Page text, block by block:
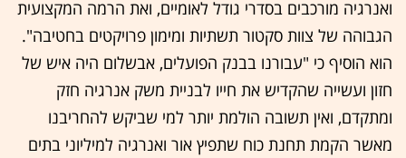
ואנרגיה מורכבים בסדרי גודל לאומיים, ואת הרמה המקצועית
הגבוהה של צוות סקטור תשתיות ומימון פרויקטים בחטיבה".
הוא הוסיף כי "עבורנו בבנק הפועלים, אבשלום היה איש של
חזון ועשייה שהקדיש את חייו לבניית משק אנרגיה חזק
ומתקדם, ואין תשובה הולמת יותר למי שביקש להחריבנו
מאשר הקמת תחנת כוח שתפיץ אור ואנרגיה למיליוני בתים